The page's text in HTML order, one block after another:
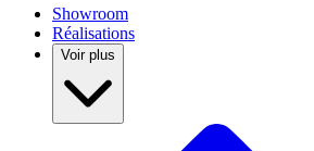
Showroom
Réalisations
Voir plus